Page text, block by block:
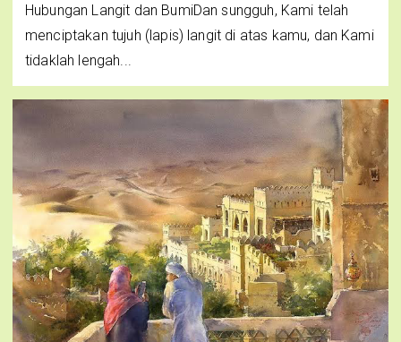
Hubungan Langit dan BumiDan sungguh, Kami telah
menciptakan tujuh (lapis) langit di atas kamu, dan Kami
tidaklah lengah...